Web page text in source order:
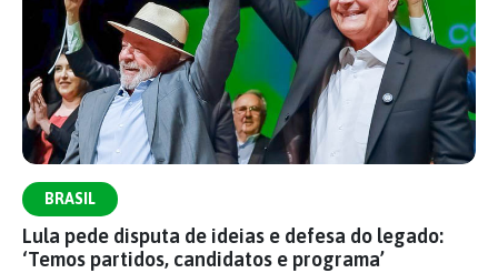
BRASIL
Lula pede disputa de ideias e defesa do legado:
‘Temos partidos, candidatos e programa’